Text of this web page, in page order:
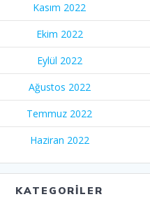
Kasım 2022
Ekim 2022
Eylül 2022
Ağustos 2022
Temmuz 2022
Haziran 2022
KATEGORILER